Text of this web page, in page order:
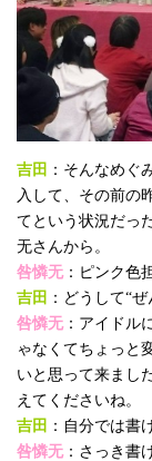
吉田 ：そんなめぐ
入して、その前の
てという状況だっ
无さんから。
咎憐无：ピンク色
吉田 ：どうして“
咎憐无：アイドル
ゃなくてちょっと
いと思って来まし
えてくださいね。
吉田 ：自分では書
咎憐无：さっき書